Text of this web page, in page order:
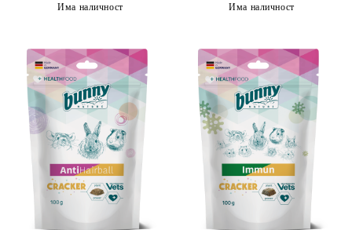
Има наличност Има наличност